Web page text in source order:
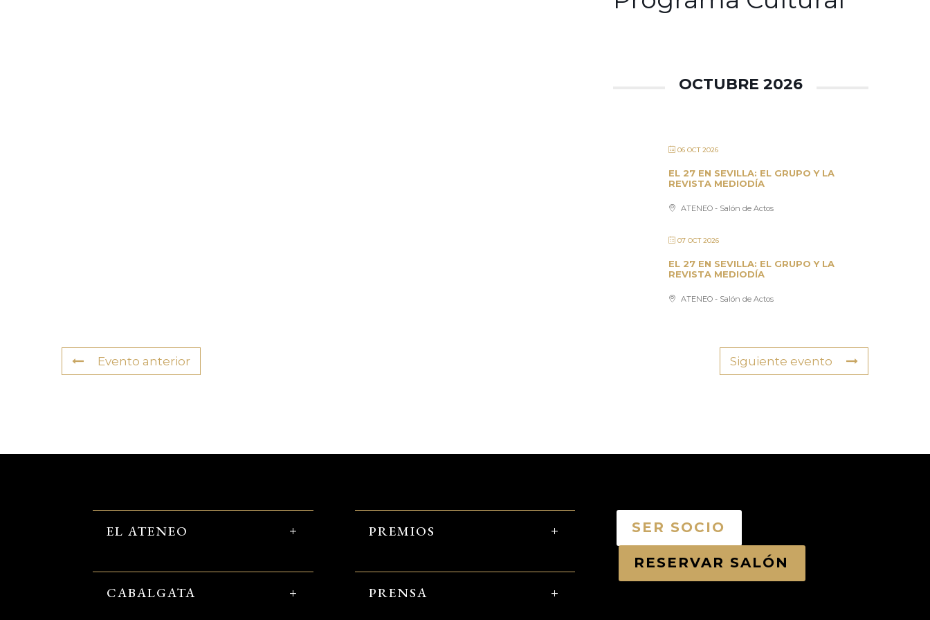
OCTUBRE 2026
06 OCT 2026
EL 27 EN SEVILLA: EL GRUPO Y LA
REVISTA MEDIODÍA
ATENEO - Salón de Actos
07 OCT 2026
EL 27 EN SEVILLA: EL GRUPO Y LA
REVISTA MEDIODÍA
ATENEO - Salón de Actos
Evento anterior Siguiente evento
EL ATENEO
CABALGATA
PREMIOS
PRENSA
SER SOCIO
RESERVAR SALÓN